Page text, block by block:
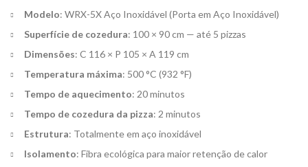
Modelo: WRX-5X Aço Inoxidável (Porta em Aço Inoxidável)
Superfície de cozedura: 100 × 90 cm — até 5 pizzas
Dimensões: C 116 × P 105 × A 119 cm
Temperatura máxima: 500 °C (932 °F)
Tempo de aquecimento: 20 minutos
Tempo de cozedura da pizza: 2 minutos
Estrutura: Totalmente em aço inoxidável
Isolamento: Fibra ecológica para maior retenção de calor